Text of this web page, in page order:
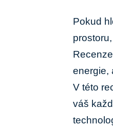
Pokud
energie,
V této
váš